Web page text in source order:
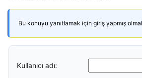
Bu konuyu yanıtlamak için giriş yapmış
Kullanıcı adı: